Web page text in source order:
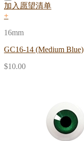
加入愿望清单
+
16mm
GC16-14 (Medium Blue)
$10.00